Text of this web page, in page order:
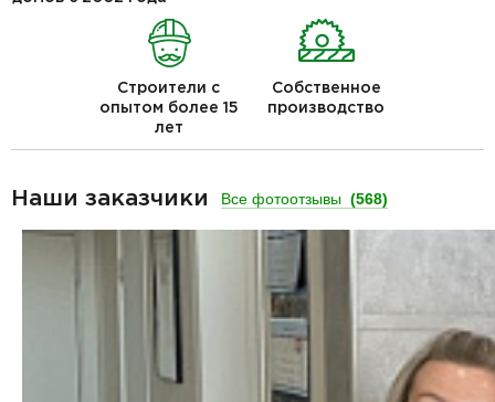
Строители с
опытом более 15
лет
Собственное
производство
Наши заказчики Все фотоотзывы (568)